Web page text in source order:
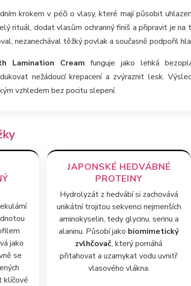
krokem v péči o vlasy, které mají působit
rituál, dodat vlasům ochranný finiš a připravit je na
nezanechával těžký povlak a současně podpořil
Lamination Cream funguje jako lehká
nežádoucí krepacení a zvýraznit lesk.
vzhledem bez pocitu slepení.
jako
se
klíčové
JAPONSKÉ HEDVÁBNÉ
PROTEINY
Hydrolyzát z hedvábí si zachovává
unikátní trojitou sekvenci nejmenších
aminokyselin, tedy glycinu, serinu a
alaninu. Působí jako biomimetický
zvlhčovač, který pomáhá
přitahovat a uzamykat vodu uvnitř
vlasového vlákna.